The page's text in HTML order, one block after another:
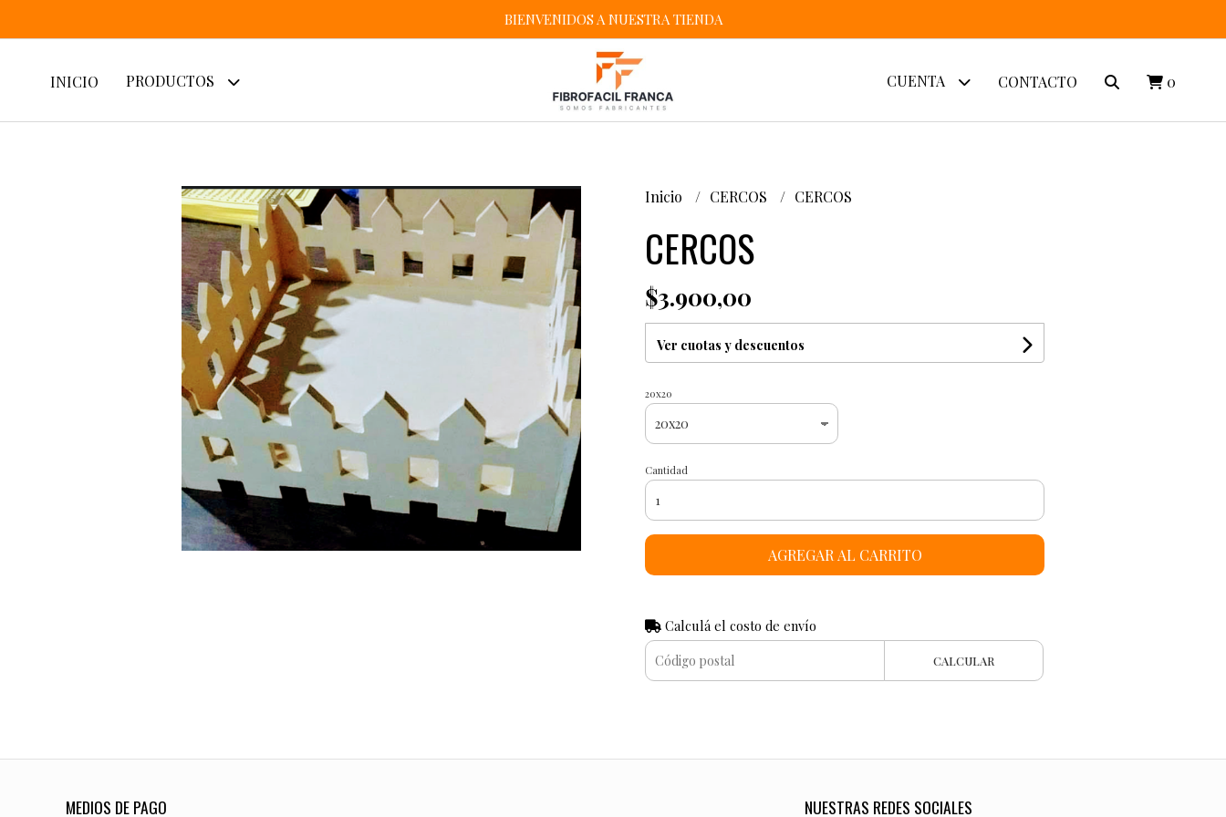
BIENVENIDOS A NUESTRA TIENDA
INICIO PRODUCTOS CUENTA CONTACTO 0
Inicio CERCOS CERCOS
CERCOS
$3.900,00
Ver cuotas y descuentos
20x20
Cantidad
AGREGAR AL CARRITO
Calculá el costo de envío
CALCULAR
MEDIOS DE PAGO NUESTRAS REDES SOCIALES